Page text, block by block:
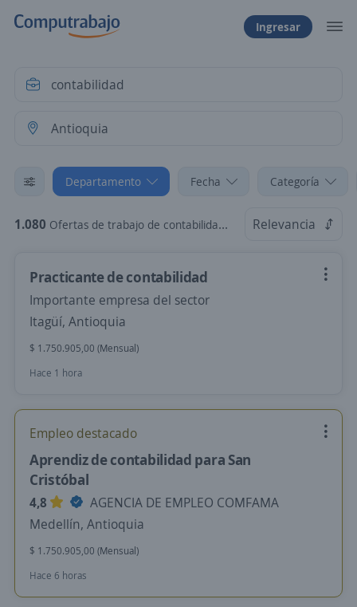
Ingresar
Departamento Fecha Categoría
1.080 Ofertas de trabajo de contabilidad en Antioquia Relevancia
Practicante de contabilidad
Importante empresa del sector
Itagüí, Antioquia
$ 1.750.905,00 (Mensual)
Hace 1 hora
Empleo destacado
Aprendiz de contabilidad para San
Cristóbal
4,8
AGENCIA DE EMPLEO COMFAMA
Medellín, Antioquia
$ 1.750.905,00 (Mensual)
Hace 6 horas